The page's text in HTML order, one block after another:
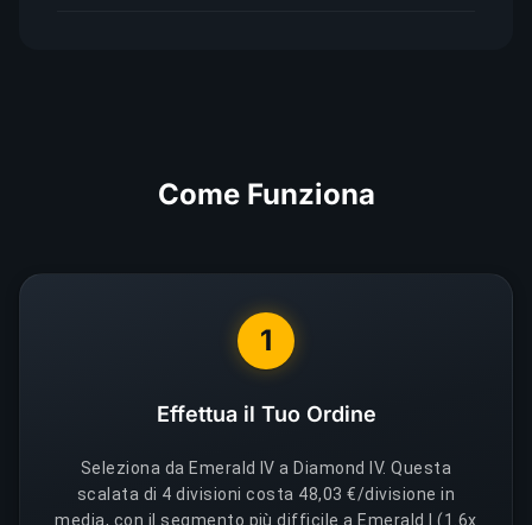
Come Funziona
1
Effettua il Tuo Ordine
Seleziona da Emerald IV a Diamond IV. Questa
scalata di 4 divisioni costa 48,03 €/divisione in
media, con il segmento più difficile a Emerald I (1.6x